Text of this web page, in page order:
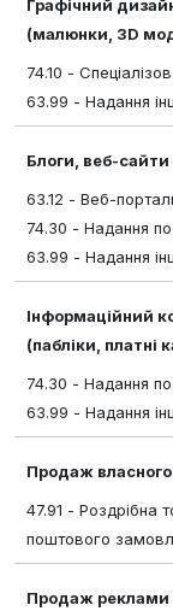
Графічний
(малюнки, 3D
74.10 -
63.99 - Надання
Блоги, веб-сайти
63.12 - Веб-
74.30 - Надання
63.99 - Надання
Інформаційний
(пабліки, платні
74.30 - Надання
63.99 - Надання
Продаж
47.91 - Роздрібна
поштового
Продаж реклами